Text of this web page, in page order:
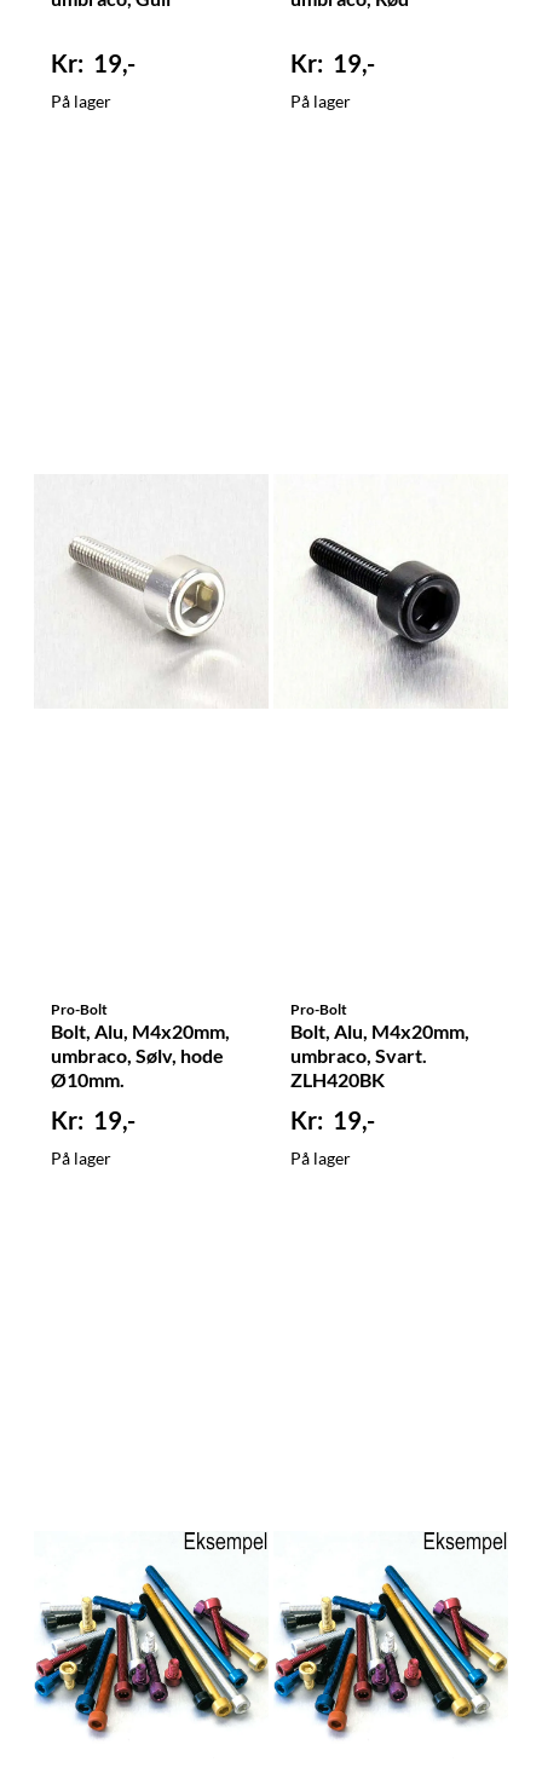
19,-
På lager
19,-
På lager
Pro-Bolt
Bolt, Alu, M4x20mm,
umbraco, Sølv, hode
Ø10mm.
19,-
På lager
Pro-Bolt
Bolt, Alu, M4x20mm,
umbraco, Svart.
ZLH420BK
19,-
På lager